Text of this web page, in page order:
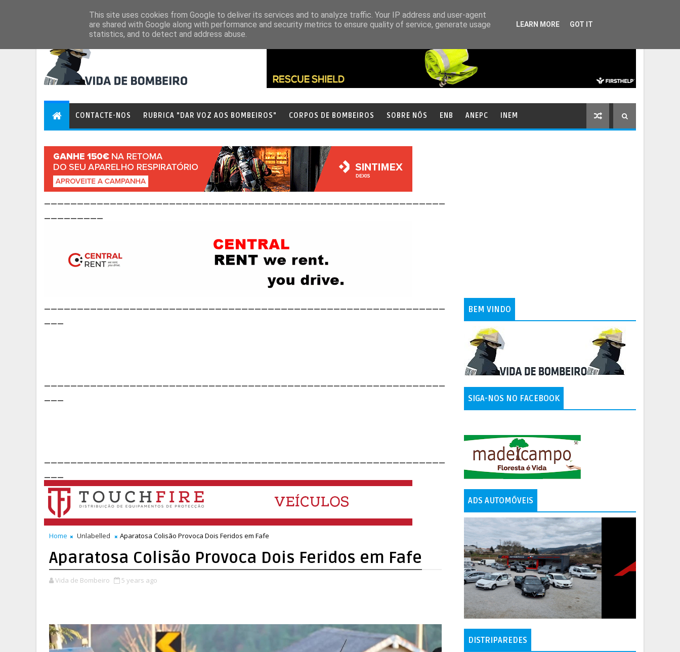
CONTACTE-NOS RUBRICA "DAR VOZ AOS BOMBEIROS" CORPOS DE BOMBEIROS SOBRE NÓS ENB ANEPC INEM
Home Unlabelled Aparatosa Colisão Provoca Dois Feridos em Fafe
Aparatosa Colisão Provoca Dois Feridos em Fafe
Vida de Bombeiro 5 years ago
BEM VINDO
SIGA-NOS NO FACEBOOK
ADS AUTOMÓVEIS
DISTRIPAREDES
This site uses cookies from Google to deliver its services and to analyze traffic. Your IP address and user-agent
are shared with Google along with performance and security metrics to ensure quality of service, generate usage
statistics, and to detect and address abuse.
LEARN MORE GOT IT